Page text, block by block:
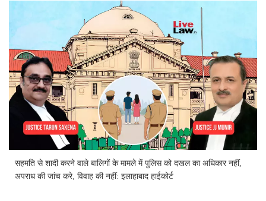
सहमति से शादी करने वाले बालिगों के मामले में पुलिस को दखल का अधिकार नहीं,
अपराध की जांच करे, विवाह की नहीं: इलाहाबाद हाईकोर्ट